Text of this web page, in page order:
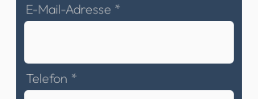
E-Mail-Adresse
Telefon